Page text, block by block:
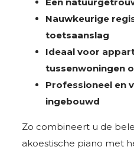
Een
Nauwkeurige
toetsaanslag
Ideaal voor
tussenwoningen
Professioneel en
ingebouwd
Zo combineert u de
akoestische piano met